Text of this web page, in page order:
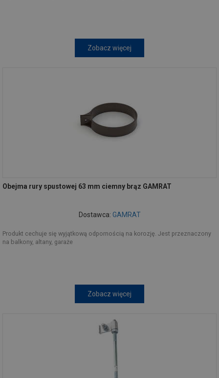
Zobacz więcej
Obejma rury spustowej 63 mm ciemny brąz GAMRAT
Dostawca: GAMRAT
Produkt cechuje się wyjątkową odpornością na korozję. Jest przeznaczony
na balkony, altany, garaże
Zobacz więcej